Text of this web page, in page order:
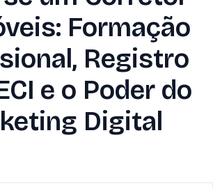
Formação
Registro
e o Poder do
Digital